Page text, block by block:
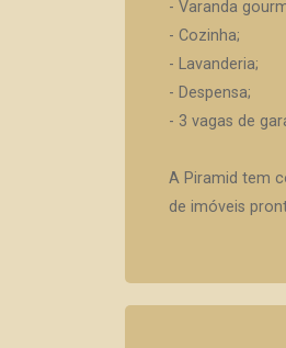
- Varanda
- Cozinha;
- Lavanderia;
- Despensa;
- 3 vagas de
A Piramid tem
de imóveis